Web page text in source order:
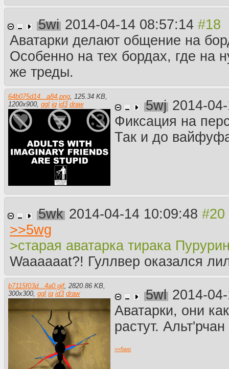
5wi 2014-04-14 08:57:14
Аватарки делают общение на
Особенно на тех бордах, где на
же треды.
64b075d14...a84.png 125.34 KB
1200x900 ggl iq id3 draw 5wj 2014-
Фиксация на
Так и до
5wk 2014-04-14 10:09:48
>>5wg
>старая аватарка тирака
Waaaaaat?! Гуллвер оказался
b7115f03d...4a0.gif, 2820.86 KB
300x300 ggl iq id3 draw 5wl 2014-
Аватарки, они
растут.
>>5wo